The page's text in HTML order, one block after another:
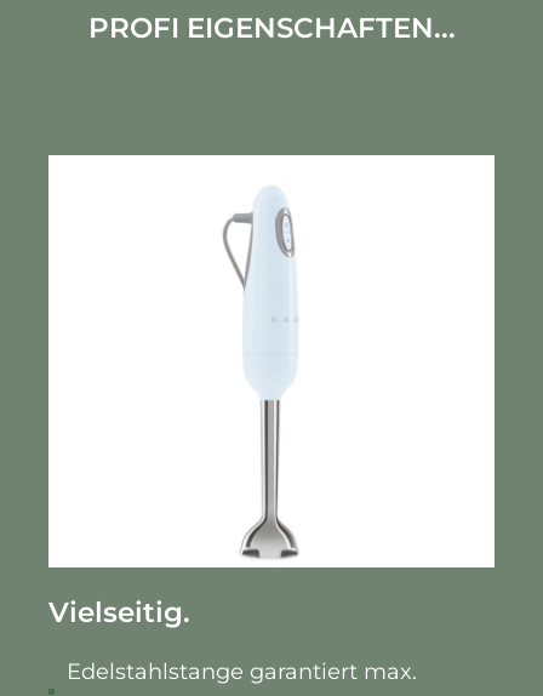
PROFI EIGENSCHAFTEN...
Vielseitig.
Edelstahlstange garantiert max.